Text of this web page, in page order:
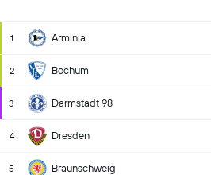
1 Arminia
2 Bochum
3 Darmstadt 98
4 Dresden
5 Braunschweig